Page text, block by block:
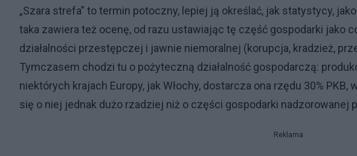
„Szara strefa” to termin potoczny, lepiej ją określać, jak statystycy,
taka zawiera też ocenę, od razu ustawiając tę część gospodarki jako
działalności przestępczej i jawnie niemoralnej (korupcja, kradzież,
Tymczasem chodzi tu o pożyteczną działalność gospodarczą:
niektórych krajach Europy, jak Włochy, dostarcza ona rzędu 30%
się o niej jednak dużo rzadziej niż o części gospodarki nadzorowanej
Reklama